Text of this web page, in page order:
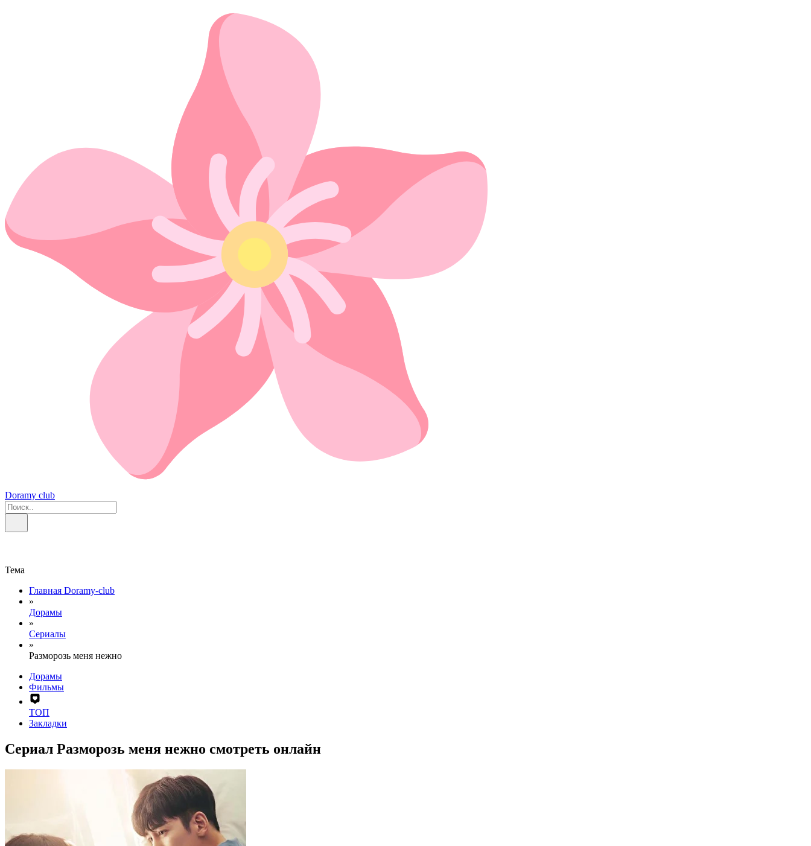
Doramy club
Тема
Главная Doramy-club
»
Дорамы
»
Сериалы
»
Разморозь меня нежно
Дорамы
Фильмы
ТОП
Закладки
Сериал Разморозь меня нежно смотреть онлайн